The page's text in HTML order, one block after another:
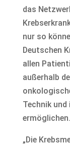
das
nur so
Deutschen
allen
außerhalb
Technik
ermöglichen.
„Die